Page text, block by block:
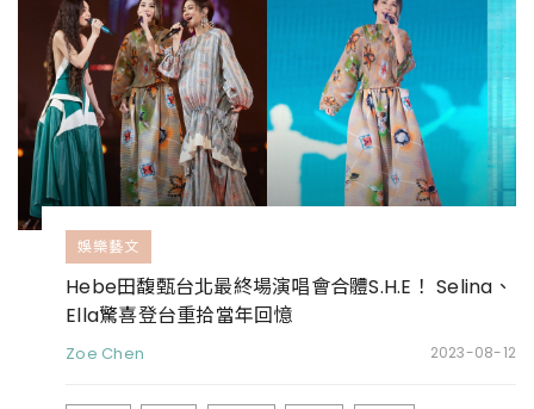
娛樂藝文
Hebe田馥甄台北最終場演唱會合體S.H.E！ Selina、
Ella驚喜登台重拾當年回憶
Zoe Chen 2023-08-12